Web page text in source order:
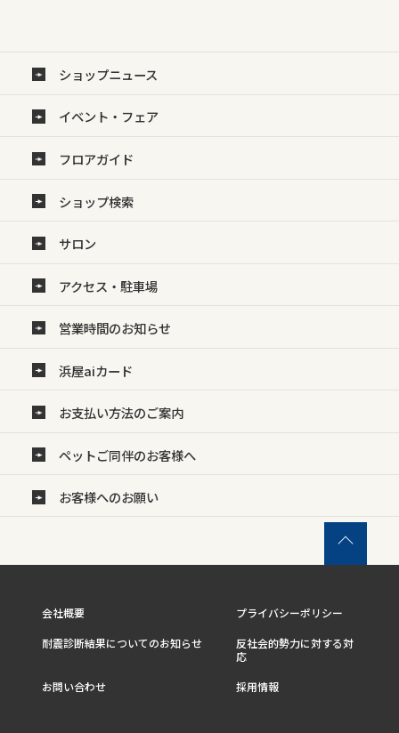
ショップニュース
イベント・フェア
フロアガイド
ショップ検索
サロン
アクセス・駐車場
営業時間のお知らせ
浜屋aiカード
お支払い方法のご案内
ペットご同伴のお客様へ
お客様へのお願い
会社概要
プライバシーポリシー
耐震診断結果についてのお知らせ
反社会的勢力に対する対
応
お問い合わせ
採用情報